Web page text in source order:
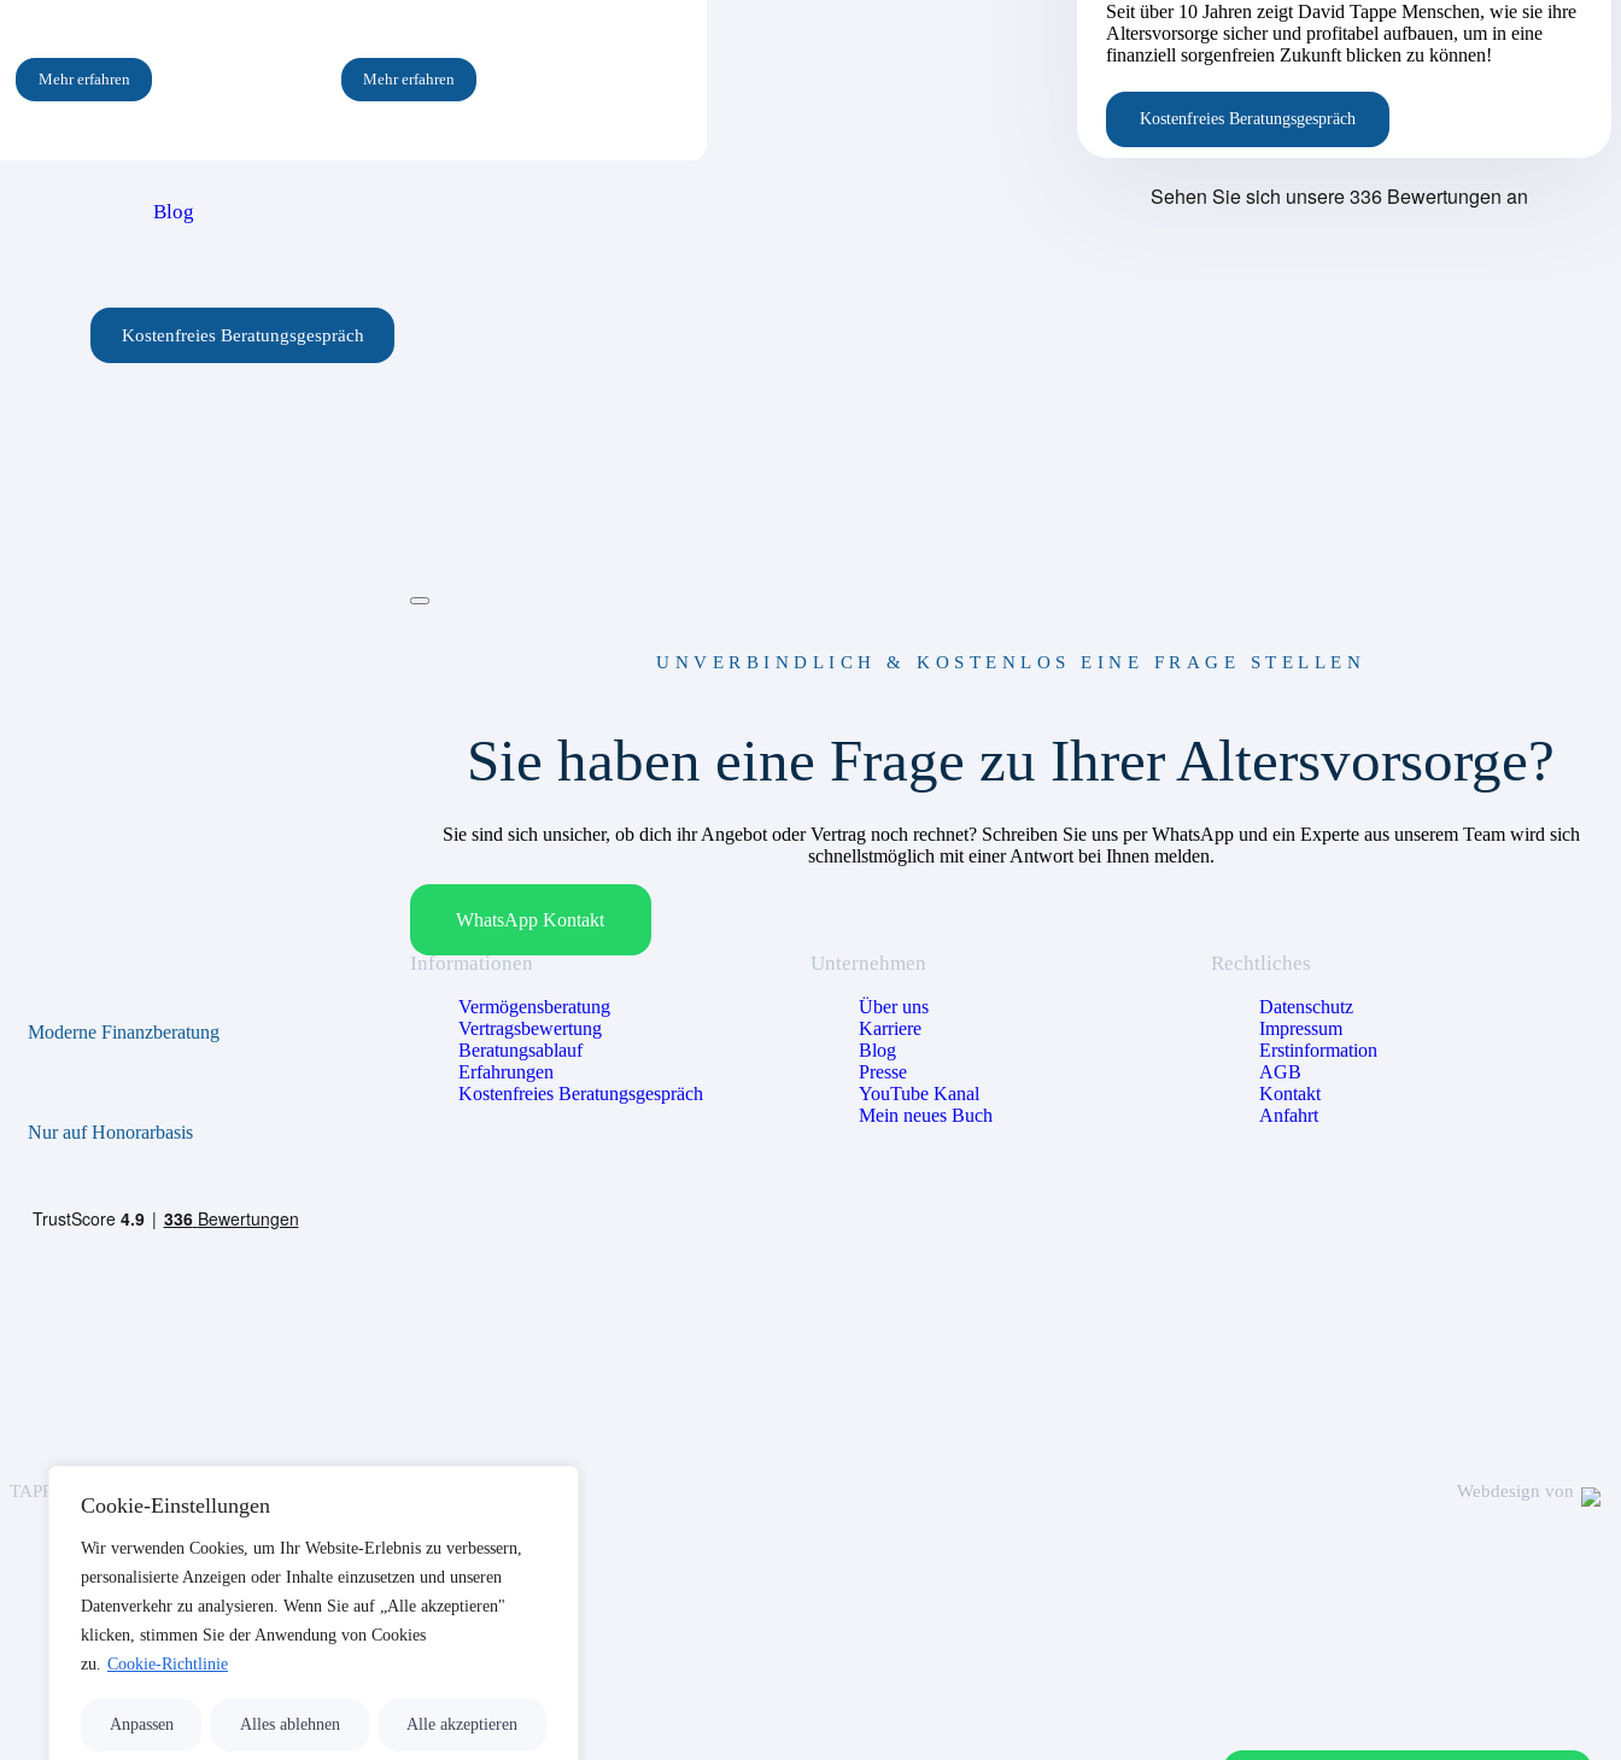
Cookie-Einstellungen
Wir verwenden Cookies, um Ihr Website-Erlebnis zu verbessern,
personalisierte Anzeigen oder Inhalte einzusetzen und unseren
Datenverkehr zu analysieren. Wenn Sie auf „Alle akzeptieren"
klicken, stimmen Sie der Anwendung von Cookies
zu. Cookie-Richtlinie
Anpassen Alles ablehnen Alle akzeptieren
Mehr erfahren Mehr erfahren
Blog
Kostenfreies Beratungsgespräch
Seit über 10 Jahren zeigt David Tappe Menschen, wie sie ihre
Altersvorsorge sicher und profitabel aufbauen, um in eine
finanziell sorgenfreien Zukunft blicken zu können!
Kostenfreies Beratungsgespräch
Moderne Finanzberatung
Nur auf Honorarbasis
UNVERBINDLICH & KOSTENLOS EINE FRAGE STELLEN
Sie haben eine Frage zu Ihrer Altersvorsorge?
Sie sind sich unsicher, ob dich ihr Angebot oder Vertrag noch rechnet? Schreiben Sie uns per WhatsApp und ein Experte aus unserem Team wird sich
schnellstmöglich mit einer Antwort bei Ihnen melden.
WhatsApp Kontakt
Informationen
Vermögensberatung
Vertragsbewertung
Beratungsablauf
Erfahrungen
Kostenfreies Beratungsgespräch
Unternehmen
Über uns
Karriere
Blog
Presse
YouTube Kanal
Mein neues Buch
Rechtliches
Datenschutz
Impressum
Erstinformation
AGB
Kontakt
Anfahrt
TAPPE CONSULTING AG © 2025 – Alle Rechte vorbehalten. Webdesign von